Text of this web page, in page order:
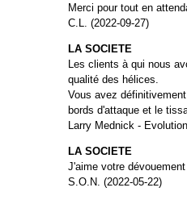
Merci pour tout en
C.L. (2022-09-27)
LA SOCIETE
Les clients à qui nous
qualité des hélices.
Vous avez
bords d'attaque et le
Larry Mednick -
LA SOCIETE
J'aime votre
S.O.N. (2022-05-22)